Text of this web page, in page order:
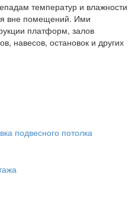
температур и влажности
вне помещений. Ими
платформ, залов
навесов, остановок и других
подвесного потолка